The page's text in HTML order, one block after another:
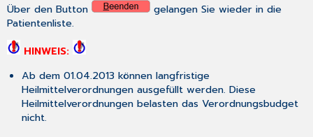
Über den Button
gelangen Sie wieder in die
Patientenliste.
HINWEIS:
Ab dem 01.04.2013 können langfristige
Heilmittelverordnungen ausgefüllt werden. Diese
Heilmittelverordnungen belasten das Verordnungsbudget
nicht.